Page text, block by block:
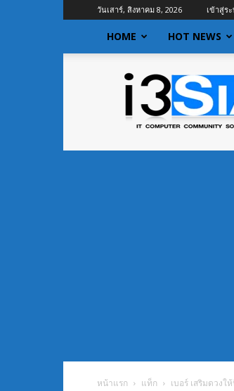
วันเสาร์, สิงหาคม 8, 2026 เข้าสู่ร
HOME HOT NEWS
I3siam
ข่าว
ไอที
ข้อมูล
หน้าแรก แท็ก เบอร์ เสริมดวงใ